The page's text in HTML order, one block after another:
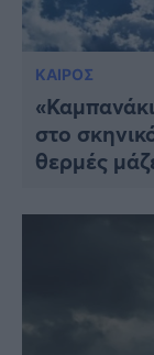
ΚΑΙΡΟΣ
στο
θερμές